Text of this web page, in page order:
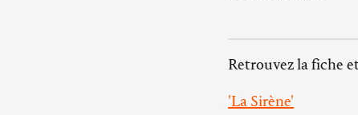
Retrouvez la fiche
'La Sirène'